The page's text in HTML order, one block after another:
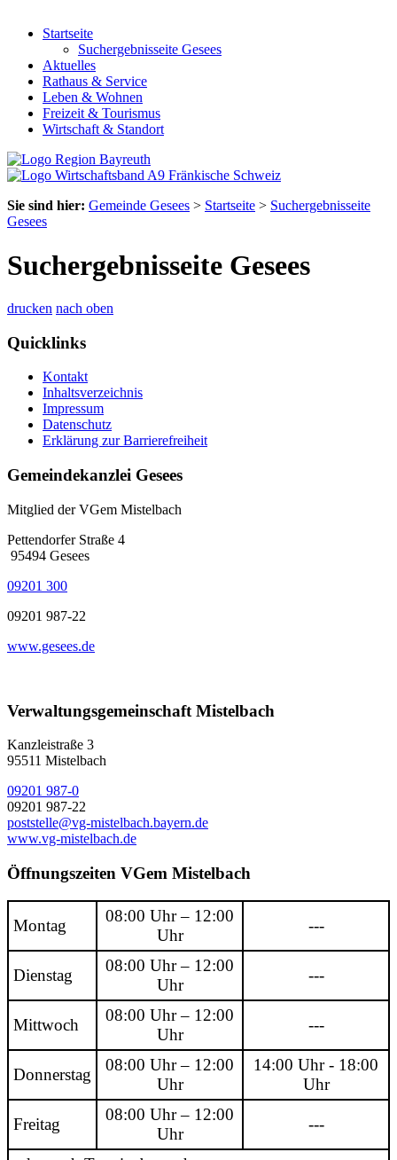
Startseite
Suchergebnisseite Gesees
Aktuelles
Rathaus & Service
Leben & Wohnen
Freizeit & Tourismus
Wirtschaft & Standort
Sie sind hier: Gemeinde Gesees > Startseite > Suchergebnisseite
Gesees
Suchergebnisseite Gesees
drucken nach oben
Quicklinks
Kontakt
Inhaltsverzeichnis
Impressum
Datenschutz
Erklärung zur Barrierefreiheit
Gemeindekanzlei Gesees
Mitglied der VGem Mistelbach
Pettendorfer Straße 4
95494 Gesees
09201 300
09201 987-22
www.gesees.de
Verwaltungsgemeinschaft Mistelbach
Kanzleistraße 3
95511 Mistelbach
09201 987-0
09201 987-22
poststelle@vg-mistelbach.bayern.de
www.vg-mistelbach.de
Öffnungszeiten VGem Mistelbach
Montag
08:00 Uhr – 12:00
Uhr
---
Dienstag
08:00 Uhr – 12:00
Uhr
---
Mittwoch
08:00 Uhr – 12:00
Uhr
---
Donnerstag
08:00 Uhr – 12:00
Uhr
14:00 Uhr - 18:00
Uhr
Freitag
08:00 Uhr – 12:00
Uhr
---